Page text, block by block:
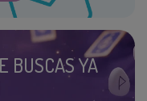
BUSCAS YA